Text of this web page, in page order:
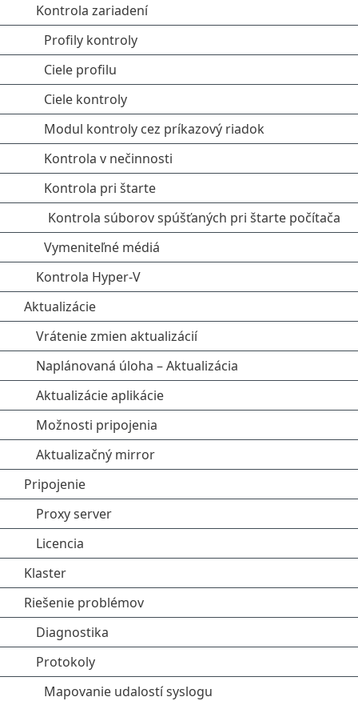
Kontrola zariadení
Profily kontroly
Ciele profilu
Ciele kontroly
Modul kontroly cez príkazový riadok
Kontrola v nečinnosti
Kontrola pri štarte
Kontrola súborov spúšťaných pri štarte počítača
Vymeniteľné médiá
Kontrola Hyper-V
Aktualizácie
Vrátenie zmien aktualizácií
Naplánovaná úloha – Aktualizácia
Aktualizácie aplikácie
Možnosti pripojenia
Aktualizačný mirror
Pripojenie
Proxy server
Licencia
Klaster
Riešenie problémov
Diagnostika
Protokoly
Mapovanie udalostí syslogu